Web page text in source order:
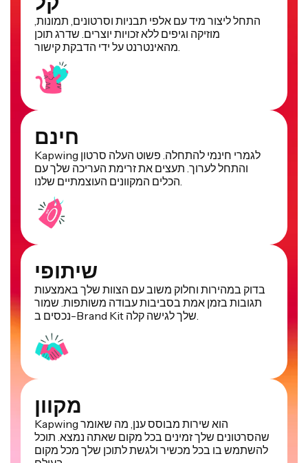
התחל ליצור מיד עם אלפי תבניות וסרטונים, תמונות,
מוזיקה וגיפים ללא זכויות יוצרים. שדרג תוכן
חינם
Kapwing לגמרי חינמי להתחלה. פשוט העלה סרטון
והתחל לערוך. תעצים את זרימת העריכה שלך עם
שיתופי
בדוק במהירות וחלוק משוב עם הצוות שלך באמצעות
תגובות בזמן אמת בסביבות עבודה משותפות. שמור
מקוון
Kapwing הוא שירות מבוסס ענן, מה שאומר
שהסרטונים שלך זמינים בכל מקום שאתה נמצא. תוכל
להשתמש בו בכל מכשיר ולגשת לתוכן שלך מכל מקום